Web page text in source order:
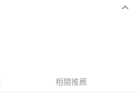
相關推薦